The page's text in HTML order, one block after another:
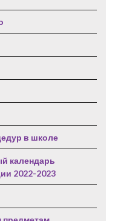
в школе
календарь
2022-2023